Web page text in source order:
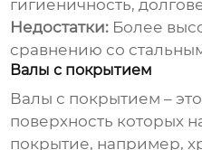
гигиеничность,
Недостатки: Более
сравнению со
Валы с покрытием
Валы с покрытием –
поверхность которых
покрытие, например,